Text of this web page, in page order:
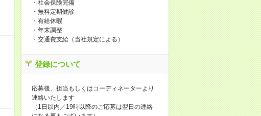
・社会保険完備
・無料定期健診
・有給休暇
・年末調整
・交通費支給（当社規定による）
登録について
応募後、担当もしくはコーディネーターより
連絡いたします
（1日以内／19時以降のご応募は翌日の連絡